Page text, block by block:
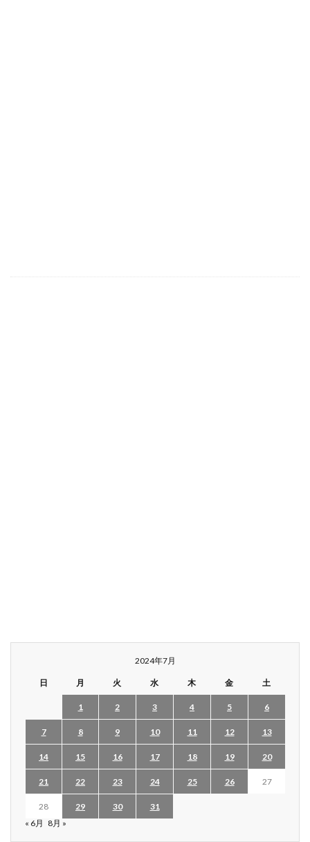
2024年7月
日 月 火 水 木 金 土
1 2 3 4 5 6
7 8 9 10 11 12 13
14 15 16 17 18 19 20
21 22 23 24 25 26 27
28 29 30
31
« 6月 8月 »